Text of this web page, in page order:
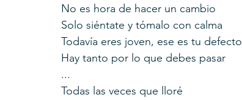
No es hora de hacer un cambio
Solo siéntate y tómalo con calma
Todavía eres joven, ese es tu defecto
Hay tanto por lo que debes pasar
...
Todas las veces que lloré